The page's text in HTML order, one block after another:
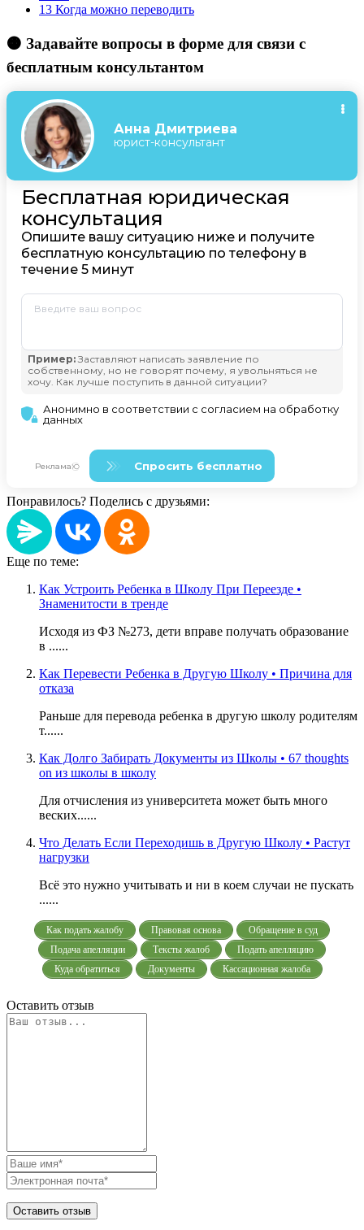
13 Когда можно переводить
🟠 Задавайте вопросы в форме для связи с
бесплатным консультантом
Понравилось? Поделись с друзьями:
Еще по теме:
Как Устроить Ребенка в Школу При Переезде •
Знаменитости в тренде
Исходя из ФЗ №273, дети вправе получать образование
в ......
Как Перевести Ребенка в Другую Школу • Причина для
отказа
Раньше для перевода ребенка в другую школу родителям
т......
Как Долго Забирать Документы из Школы • 67 thoughts
on из школы в школу
Для отчисления из университета может быть много
веских......
Что Делать Если Переходишь в Другую Школу • Растут
нагрузки
Всё это нужно учитывать и ни в коем случаи не пускать
......
Как подать жалобу Правовая основа
Обращение в суд
Подача апелляции
Тексты жалоб
Подать апелляцию
Куда обратиться
Документы Кассационная жалоба
Оставить отзыв